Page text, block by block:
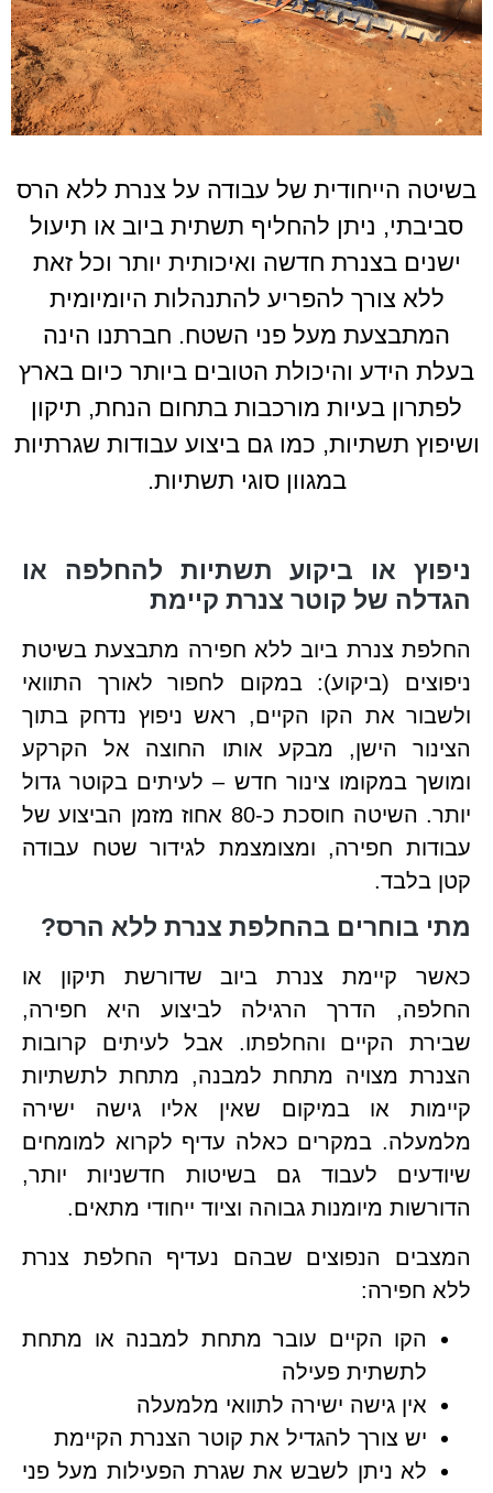
בשיטה הייחודית של עבודה על צנרת ללא הרס
סביבתי, ניתן להחליף תשתית ביוב או תיעול
ישנים בצנרת חדשה ואיכותית יותר וכל זאת
ללא צורך להפריע להתנהלות היומיומית
המתבצעת מעל פני השטח. חברתנו הינה
בעלת הידע והיכולת הטובים ביותר כיום בארץ
לפתרון בעיות מורכבות בתחום הנחת, תיקון
ושיפוץ תשתיות, כמו גם ביצוע עבודות שגרתיות
במגוון סוגי תשתיות.
ניפוץ או ביקוע תשתיות להחלפה או
הגדלה של קוטר צנרת קיימת
החלפת צנרת ביוב ללא חפירה מתבצעת בשיטת
ניפוצים (ביקוע): במקום לחפור לאורך התוואי
ולשבור את הקו הקיים, ראש ניפוץ נדחק בתוך
הצינור הישן, מבקע אותו החוצה אל הקרקע
ומושך במקומו צינור חדש – לעיתים בקוטר גדול
יותר. השיטה חוסכת כ-80 אחוז מזמן הביצוע של
עבודות חפירה, ומצומצמת לגידור שטח עבודה
קטן בלבד.
מתי בוחרים בהחלפת צנרת ללא הרס?
כאשר קיימת צנרת ביוב שדורשת תיקון או
החלפה, הדרך הרגילה לביצוע היא חפירה,
שבירת הקיים והחלפתו. אבל לעיתים קרובות
הצנרת מצויה מתחת למבנה, מתחת לתשתיות
קיימות או במיקום שאין אליו גישה ישירה
מלמעלה. במקרים כאלה עדיף לקרוא למומחים
שיודעים לעבוד גם בשיטות חדשניות יותר,
הדורשות מיומנות גבוהה וציוד ייחודי מתאים.
המצבים הנפוצים שבהם נעדיף החלפת צנרת
ללא חפירה:
הקו הקיים עובר מתחת למבנה או מתחת
לתשתית פעילה
אין גישה ישירה לתוואי מלמעלה
יש צורך להגדיל את קוטר הצנרת הקיימת
לא ניתן לשבש את שגרת הפעילות מעל פני